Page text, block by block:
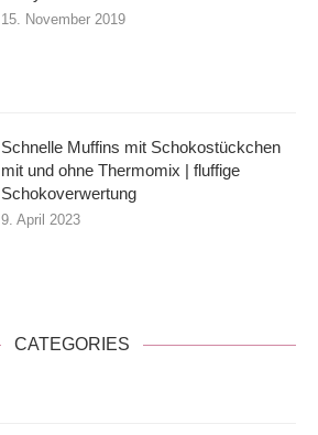
15. November 2019
Schnelle Muffins mit Schokostückchen
mit und ohne Thermomix | fluffige
Schokoverwertung
9. April 2023
CATEGORIES